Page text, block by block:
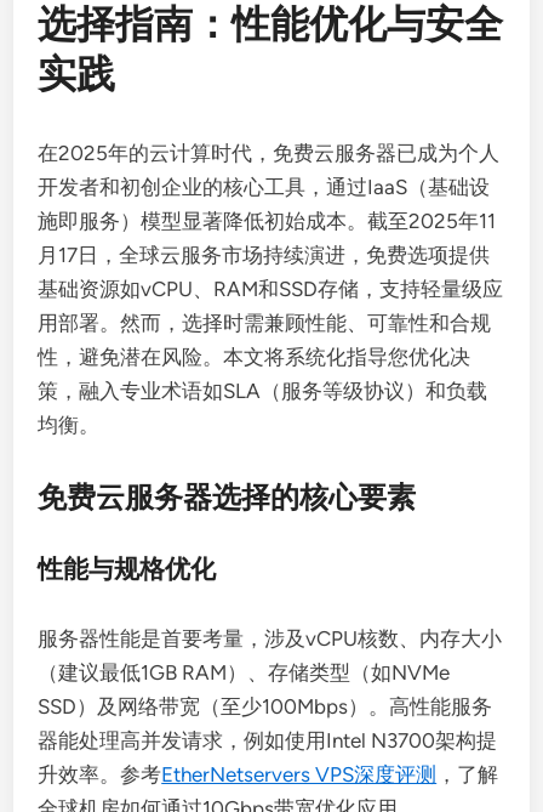
选择指南：性能优化与安全
实践
在2025年的云计算时代，免费云服务器已成为个人
开发者和初创企业的核心工具，通过IaaS（基础设
施即服务）模型显著降低初始成本。截至2025年11
月17日，全球云服务市场持续演进，免费选项提供
基础资源如vCPU、RAM和SSD存储，支持轻量级应
用部署。然而，选择时需兼顾性能、可靠性和合规
性，避免潜在风险。本文将系统化指导您优化决
策，融入专业术语如SLA（服务等级协议）和负载
均衡。
免费云服务器选择的核心要素
性能与规格优化
服务器性能是首要考量，涉及vCPU核数、内存大小
（建议最低1GB RAM）、存储类型（如NVMe
SSD）及网络带宽（至少100Mbps）。高性能服务
器能处理高并发请求，例如使用Intel N3700架构提
升效率。参考EtherNetservers VPS深度评测 ，了解